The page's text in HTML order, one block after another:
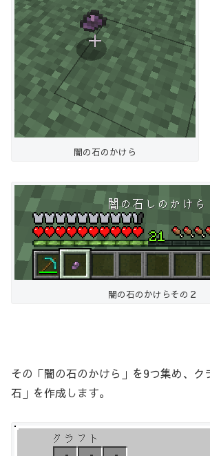
闇の石のかけら
闇の石のかけらその２
その「闇の石のかけら」を9つ集め、ク
石」を作成します。